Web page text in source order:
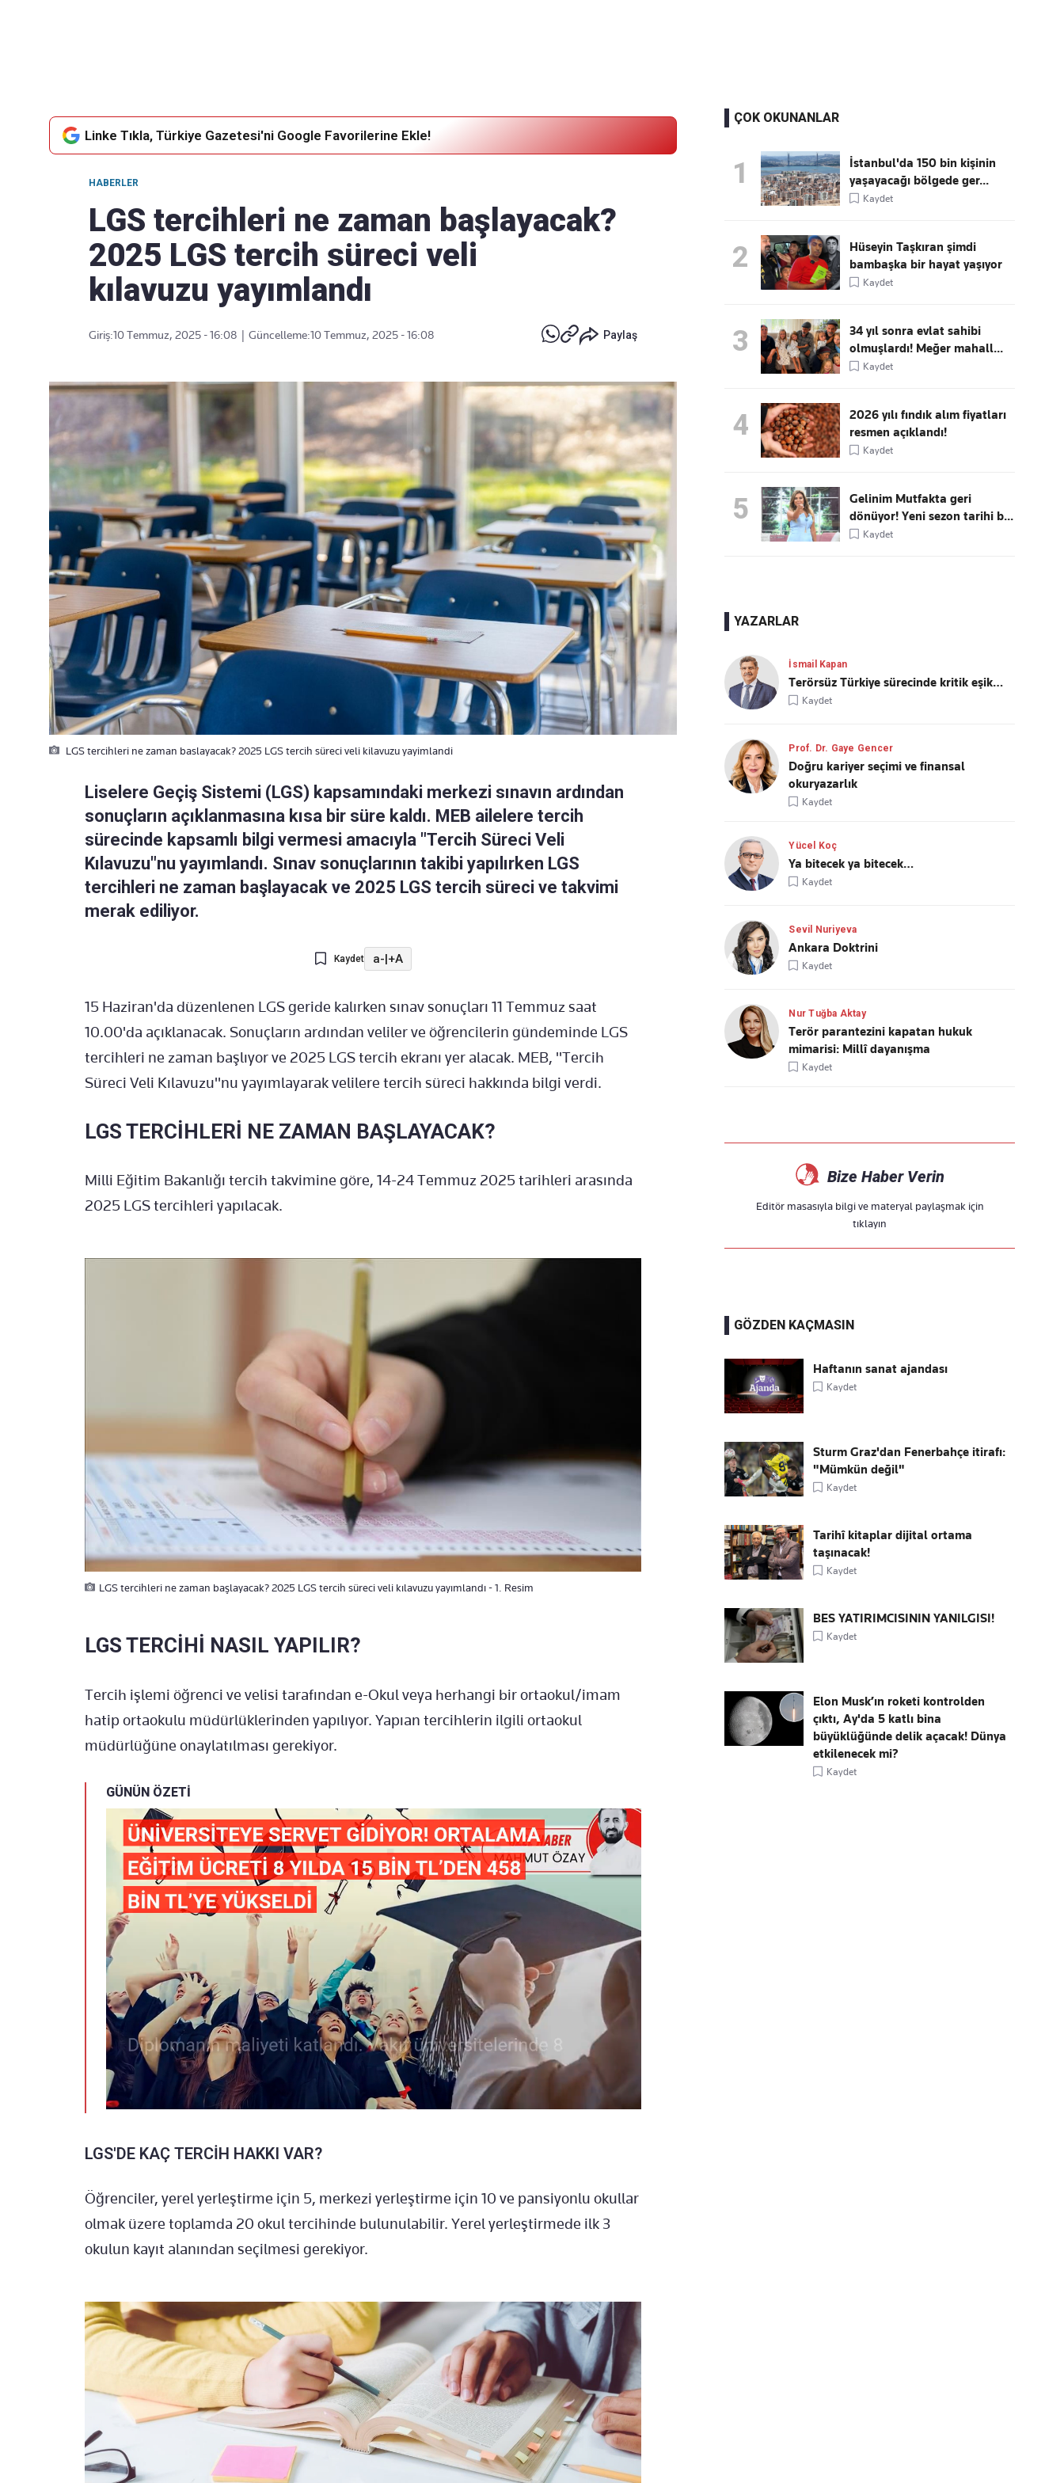
Linke Tıkla, Türkiye Gazetesi'ni Google Favorilerine Ekle!
HABERLER
LGS tercihleri ne zaman başlayacak?
2025 LGS tercih süreci veli
kılavuzu yayımlandı
Giriş:10 Temmuz, 2025 - 16:08 Güncelleme:10 Temmuz, 2025 - 16:08 Paylaş
LGS tercihleri ne zaman baslayacak? 2025 LGS tercih süreci veli kilavuzu yayimlandi
Liselere Geçiş Sistemi (LGS) kapsamındaki merkezi sınavın ardından
sonuçların açıklanmasına kısa bir süre kaldı. MEB ailelere tercih
sürecinde kapsamlı bilgi vermesi amacıyla "Tercih Süreci Veli
Kılavuzu"nu yayımlandı. Sınav sonuçlarının takibi yapılırken LGS
tercihleri ne zaman başlayacak ve 2025 LGS tercih süreci ve takvimi
merak ediliyor.
Kaydet a-|+A
15 Haziran'da düzenlenen LGS geride kalırken sınav sonuçları 11 Temmuz saat
10.00'da açıklanacak. Sonuçların ardından veliler ve öğrencilerin gündeminde LGS
tercihleri ne zaman başlıyor ve 2025 LGS tercih ekranı yer alacak. MEB, "Tercih
Süreci Veli Kılavuzu"nu yayımlayarak velilere tercih süreci hakkında bilgi verdi.
LGS TERCİHLERİ NE ZAMAN BAŞLAYACAK?
Milli Eğitim Bakanlığı tercih takvimine göre, 14-24 Temmuz 2025 tarihleri arasında
2025 LGS tercihleri yapılacak.
LGS tercihleri ne zaman başlayacak? 2025 LGS tercih süreci veli kılavuzu yayımlandı - 1. Resim
LGS TERCİHİ NASIL YAPILIR?
Tercih işlemi öğrenci ve velisi tarafından e-Okul veya herhangi bir ortaokul/imam
hatip ortaokulu müdürlüklerinden yapılıyor. Yapıan tercihlerin ilgili ortaokul
müdürlüğüne onaylatılması gerekiyor.
GÜNÜN ÖZETİ
LGS'DE KAÇ TERCİH HAKKI VAR?
Öğrenciler, yerel yerleştirme için 5, merkezi yerleştirme için 10 ve pansiyonlu okullar
olmak üzere toplamda 20 okul tercihinde bulunulabilir. Yerel yerleştirmede ilk 3
okulun kayıt alanından seçilmesi gerekiyor.
ÇOK OKUNANLAR
1
İstanbul'da 150 bin kişinin
yaşayacağı bölgede ger...
Kaydet
2
Hüseyin Taşkıran şimdi
bambaşka bir hayat yaşıyor
Kaydet
3
34 yıl sonra evlat sahibi
olmuşlardı! Meğer mahall...
Kaydet
4
2026 yılı fındık alım fiyatları
resmen açıklandı!
Kaydet
5
Gelinim Mutfakta geri
dönüyor! Yeni sezon tarihi b...
Kaydet
YAZARLAR
İsmail Kapan
Terörsüz Türkiye sürecinde kritik eşik…
Kaydet
Prof. Dr. Gaye Gencer
Doğru kariyer seçimi ve finansal
okuryazarlık
Kaydet
Yücel Koç
Ya bitecek ya bitecek…
Kaydet
Sevil Nuriyeva
Ankara Doktrini
Kaydet
Nur Tuğba Aktay
Terör parantezini kapatan hukuk
mimarisi: Millî dayanışma
Kaydet
Bize Haber Verin
Editör masasıyla bilgi ve materyal paylaşmak için
tıklayın
GÖZDEN KAÇMASIN
Haftanın sanat ajandası
Kaydet
Sturm Graz'dan Fenerbahçe itirafı:
"Mümkün değil"
Kaydet
Tarihî kitaplar dijital ortama
taşınacak!
Kaydet
BES YATIRIMCISININ YANILGISI!
Kaydet
Elon Musk’ın roketi kontrolden
çıktı, Ay'da 5 katlı bina
büyüklüğünde delik açacak! Dünya
etkilenecek mi?
Kaydet